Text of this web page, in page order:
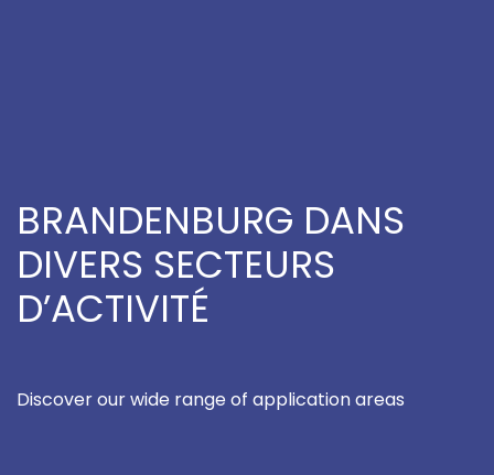
BRANDENBURG DANS
DIVERS SECTEURS
D’ACTIVITÉ
Discover our wide range of application areas